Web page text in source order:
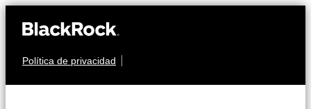
Política de privacidad